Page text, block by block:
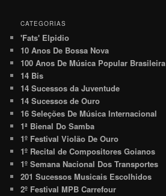
CATEGORIAS
'Fats' Elpidio
10 Anos De Bossa Nova
100 Anos De Música Popular Brasileira
14 Bis
14 Sucessos da Juventude
14 Sucessos de Ouro
16 Seleções De Música Internacional
1ª Bienal Do Samba
1º Festival Violão De Ouro
1º Recital de Compositores Goianos
1º Semana Nacional Dos Transportes
201 Sucessos Musicais Escolhidos
2º Festival MPB Carrefour